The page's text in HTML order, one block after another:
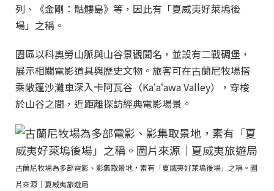
列、《金剛：骷髏島》等，因此有「夏威夷好萊塢後
場」之稱。
園區以科奧勞山脈與山谷景觀聞名，並設有二戰碉堡，
展示相關電影道具與歷史文物。旅客可在古蘭尼牧場搭
乘敞篷沙灘車深入卡阿瓦谷（Kaʻaʻawa Valley），穿梭
於山谷之間，近距離探訪經典電影場景。
古蘭尼牧場為多部電影、影集取景地，素有「夏威夷好萊塢後場」之稱。圖
片來源｜夏威夷旅遊局